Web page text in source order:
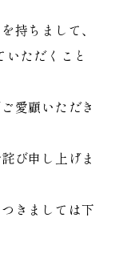
持ちまして、
いただくこと
愛顧いただき
び申し上げま
きましては下